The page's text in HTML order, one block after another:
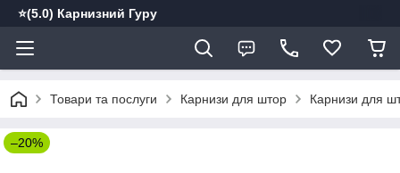
⭐️(5.0) Карнизний Гуру
Товари та послуги Карнизи для штор Карнизи для
–20%